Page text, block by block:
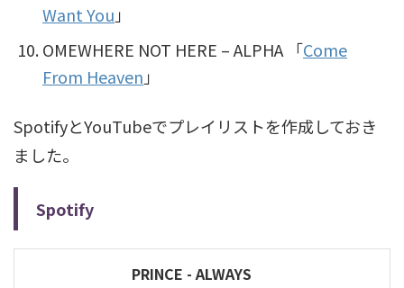
Want You 」
OMEWHERE NOT HERE – ALPHA 「Come
From Heaven 」
SpotifyとYouTubeでプレイリストを作成しておき
ました。
Spotify
PRINCE - ALWAYS